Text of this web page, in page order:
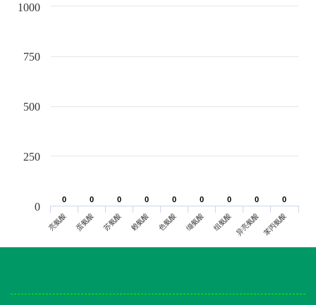
0
0 0
0 0
0 0
0 0
0 0
0 0
0 0
0 0
0
亮氨酸 蛋氨酸 苏氨酸 赖氨酸 色氨酸 缬氨酸 组氨酸 异亮氨酸苯丙氨酸
0
250
500
750
1000